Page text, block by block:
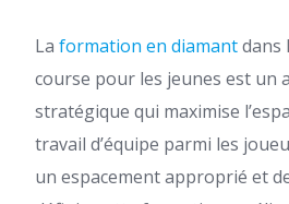
La formation en diamantdans
course pour les jeunes est un
stratégique qui maximise
travail d’équipe parmi les
un espacement approprié et